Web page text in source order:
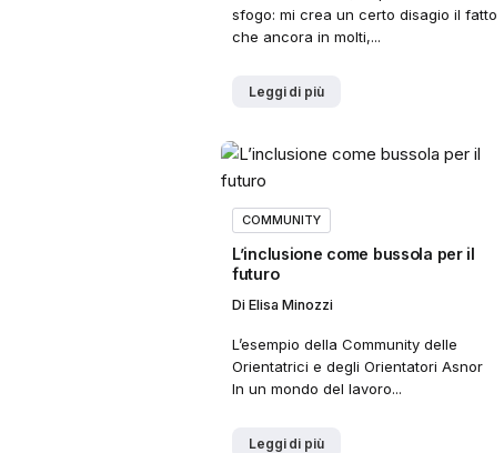
sfogo: mi crea un certo disagio il fatto
che ancora in molti,...
Leggi di più
COMMUNITY
L’inclusione come bussola per il
futuro
Di Elisa Minozzi
L’esempio della Community delle
Orientatrici e degli Orientatori Asnor
In un mondo del lavoro...
Leggi di più